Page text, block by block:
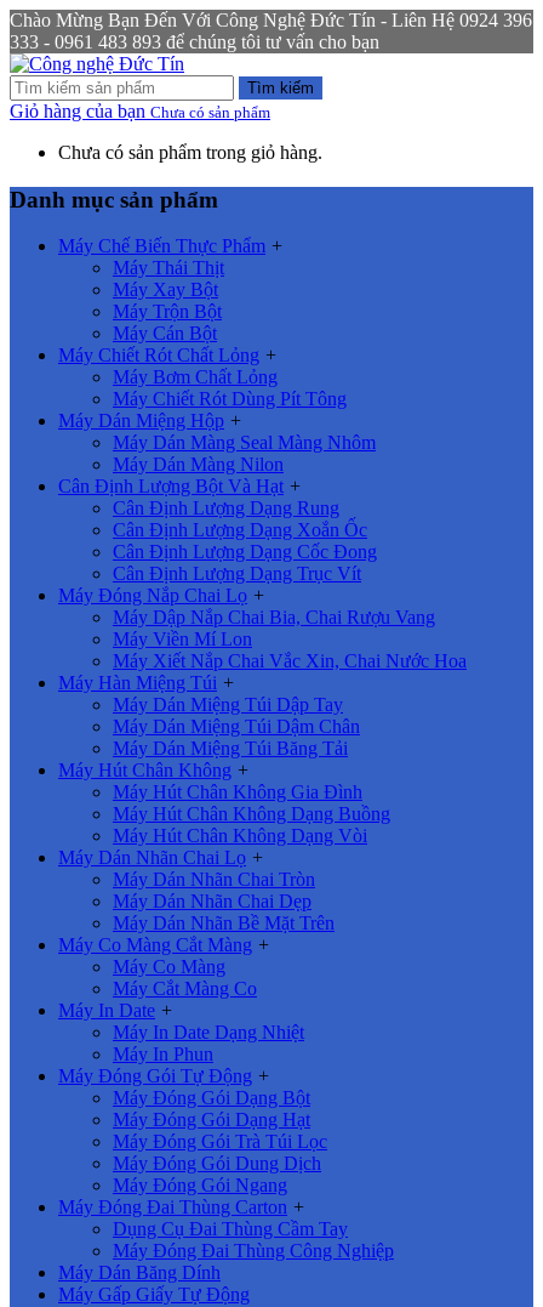
Chào Mừng Bạn Đến Với Công Nghệ Đức Tín - Liên Hệ 0924 396
333 - 0961 483 893 để chúng tôi tư vấn cho bạn
Tìm kiếm
Giỏ hàng của bạn Chưa có sản phẩm
Chưa có sản phẩm trong giỏ hàng.
Danh mục sản phẩm
Máy Chế Biến Thực Phẩm +
Máy Thái Thịt
Máy Xay Bột
Máy Trộn Bột
Máy Cán Bột
Máy Chiết Rót Chất Lỏng +
Máy Bơm Chất Lỏng
Máy Chiết Rót Dùng Pít Tông
Máy Dán Miệng Hộp +
Máy Dán Màng Seal Màng Nhôm
Máy Dán Màng Nilon
Cân Định Lượng Bột Và Hạt +
Cân Định Lượng Dạng Rung
Cân Định Lượng Dạng Xoắn Ốc
Cân Định Lượng Dạng Cốc Đong
Cân Định Lượng Dạng Trục Vít
Máy Đóng Nắp Chai Lọ +
Máy Dập Nắp Chai Bia, Chai Rượu Vang
Máy Viền Mí Lon
Máy Xiết Nắp Chai Vắc Xin, Chai Nước Hoa
Máy Hàn Miệng Túi +
Máy Dán Miệng Túi Dập Tay
Máy Dán Miệng Túi Dậm Chân
Máy Dán Miệng Túi Băng Tải
Máy Hút Chân Không +
Máy Hút Chân Không Gia Đình
Máy Hút Chân Không Dạng Buồng
Máy Hút Chân Không Dạng Vòi
Máy Dán Nhãn Chai Lọ +
Máy Dán Nhãn Chai Tròn
Máy Dán Nhãn Chai Dẹp
Máy Dán Nhãn Bề Mặt Trên
Máy Co Màng Cắt Màng +
Máy Co Màng
Máy Cắt Màng Co
Máy In Date +
Máy In Date Dạng Nhiệt
Máy In Phun
Máy Đóng Gói Tự Động +
Máy Đóng Gói Dạng Bột
Máy Đóng Gói Dạng Hạt
Máy Đóng Gói Trà Túi Lọc
Máy Đóng Gói Dung Dịch
Máy Đóng Gói Ngang
Máy Đóng Đai Thùng Carton +
Dụng Cụ Đai Thùng Cầm Tay
Máy Đóng Đai Thùng Công Nghiệp
Máy Dán Băng Dính
Máy Gấp Giấy Tự Động